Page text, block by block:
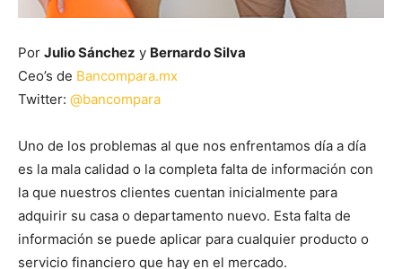
Por Julio Sánchez y Bernardo Silva
Ceo’s de Bancompara.mx
Twitter: @bancompara
Uno de los problemas al que nos enfrentamos día a día
es la mala calidad o la completa falta de información con
la que nuestros clientes cuentan inicialmente para
adquirir su casa o departamento nuevo. Esta falta de
información se puede aplicar para cualquier producto o
servicio financiero que hay en el mercado.